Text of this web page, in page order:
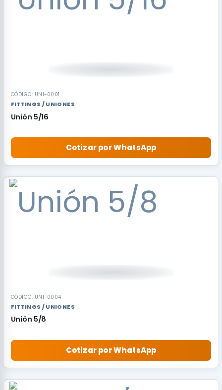
CÓDIGO: UNI-0001
FITTINGS / UNIONES
Unión 5/16
Cotizar por WhatsApp
CÓDIGO: UNI-0004
FITTINGS / UNIONES
Unión 5/8
Cotizar por WhatsApp